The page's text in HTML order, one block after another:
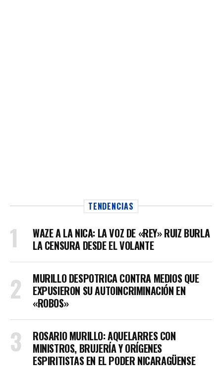
TENDENCIAS
WAZE A LA NICA: LA VOZ DE «REY» RUIZ BURLA
LA CENSURA DESDE EL VOLANTE
MURILLO DESPOTRICA CONTRA MEDIOS QUE
EXPUSIERON SU AUTOINCRIMINACIÓN EN
«ROBOS»
ROSARIO MURILLO: AQUELARRES CON
MINISTROS, BRUJERÍA Y ORÍGENES
ESPIRITISTAS EN EL PODER NICARAGÜENSE